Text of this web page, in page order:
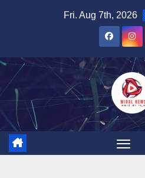
Fri. Aug 7th, 2026